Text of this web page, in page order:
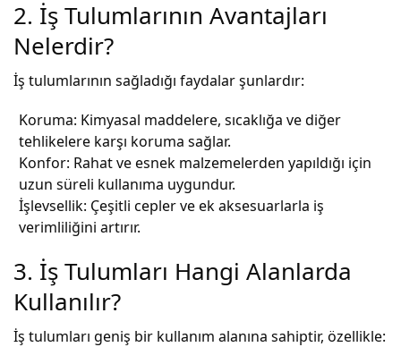
2. İş Tulumlarının Avantajları
Nelerdir?
İş tulumlarının sağladığı faydalar şunlardır:
Koruma: Kimyasal maddelere, sıcaklığa ve diğer
tehlikelere karşı koruma sağlar.
Konfor: Rahat ve esnek malzemelerden yapıldığı için
uzun süreli kullanıma uygundur.
İşlevsellik: Çeşitli cepler ve ek aksesuarlarla iş
verimliliğini artırır.
3. İş Tulumları Hangi Alanlarda
Kullanılır?
İş tulumları geniş bir kullanım alanına sahiptir, özellikle: